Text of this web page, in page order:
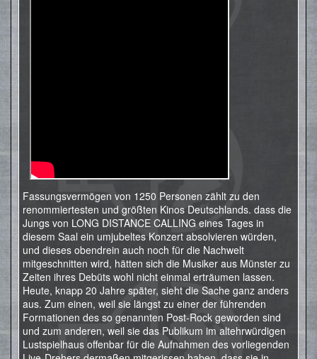
Fassungsvermögen von 1250 Personen zählt zu den
renommiertesten und größten Kinos Deutschlands. dass die
Jungs von LONG DISTANCE CALLING eines Tages in
diesem Saal ein umjubeltes Konzert absolvieren würden,
und dieses obendrein auch noch für die Nachwelt
mitgeschnitten wird, hätten sich die Musiker aus Münster zu
Zeiten ihres Debüts wohl nicht einmal erträumen lassen.
Heute, knapp 20 Jahre später, sieht die Sache ganz anders
aus. Zum einen, weil sie längst zu einer der führenden
Formationen des so genannten Post-Rock geworden sind
und zum anderen, weil sie das Publikum im altehrwürdigen
Lustspielhaus offenbar für die Aufnahmen des vorliegenden